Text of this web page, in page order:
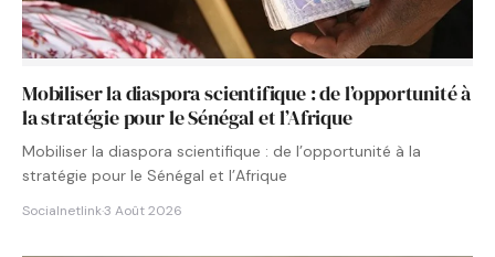
Mobiliser la diaspora scientifique : de l’opportunité à
la stratégie pour le Sénégal et l’Afrique
Mobiliser la diaspora scientifique : de l’opportunité à la
stratégie pour le Sénégal et l’Afrique
Socialnetlink·3 Août 2026